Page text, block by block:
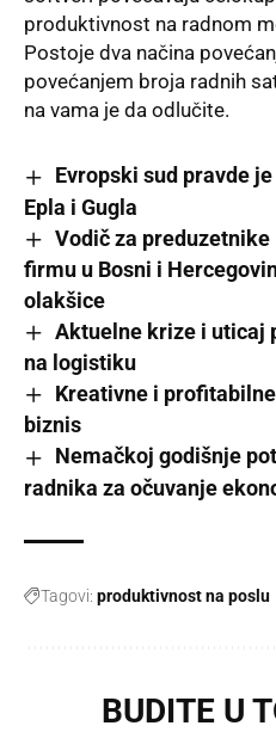
produktivnost na radnom
Postoje dva načina
povećanjem broja radnih
na vama je da odlučite.
Evropski sud pravde
Epla i Gugla
Vodič za
firmu u Bosni i
olakšice
Aktuelne krize i uticaj
na logistiku
Kreativne i
biznis
Nemačkoj godišnje
radnika za očuvanje
Tagovi: produktivnost na poslu
BUDITE U